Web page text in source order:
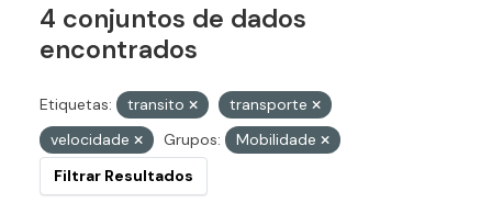
4 conjuntos de dados
encontrados
Etiquetas: transito
transporte
velocidade
Grupos:
Mobilidade
Filtrar Resultados